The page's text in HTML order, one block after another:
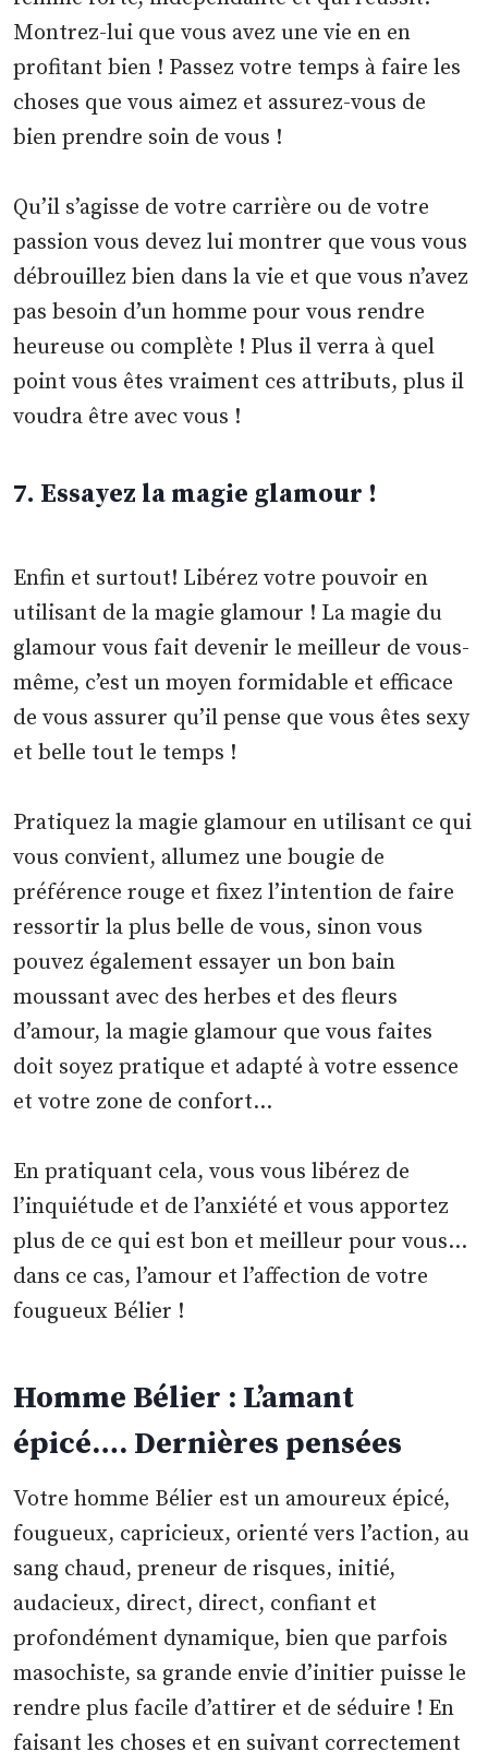
Montrez-lui que vous avez une vie en en
profitant bien ! Passez votre temps à faire les
choses que vous aimez et assurez-vous de
bien prendre soin de vous !
Qu’il s’agisse de votre carrière ou de votre
passion vous devez lui montrer que vous vous
débrouillez bien dans la vie et que vous n’avez
pas besoin d’un homme pour vous rendre
heureuse ou complète ! Plus il verra à quel
point vous êtes vraiment ces attributs, plus il
voudra être avec vous !
7. Essayez la magie glamour !
Enfin et surtout! Libérez votre pouvoir en
utilisant de la magie glamour ! La magie du
glamour vous fait devenir le meilleur de vous-
même, c’est un moyen formidable et efficace
de vous assurer qu’il pense que vous êtes sexy
et belle tout le temps !
Pratiquez la magie glamour en utilisant ce qui
vous convient, allumez une bougie de
préférence rouge et fixez l’intention de faire
ressortir la plus belle de vous, sinon vous
pouvez également essayer un bon bain
moussant avec des herbes et des fleurs
d’amour, la magie glamour que vous faites
doit soyez pratique et adapté à votre essence
et votre zone de confort…
En pratiquant cela, vous vous libérez de
l’inquiétude et de l’anxiété et vous apportez
plus de ce qui est bon et meilleur pour vous…
dans ce cas, l’amour et l’affection de votre
fougueux Bélier !
Homme Bélier : L’amant
épicé…. Dernières pensées
Votre homme Bélier est un amoureux épicé,
fougueux, capricieux, orienté vers l’action, au
sang chaud, preneur de risques, initié,
audacieux, direct, direct, confiant et
profondément dynamique, bien que parfois
masochiste, sa grande envie d’initier puisse le
rendre plus facile d’attirer et de séduire ! En
faisant les choses et en suivant correctement